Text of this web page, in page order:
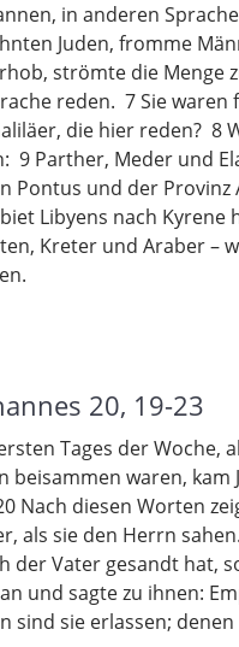
in anderen
Juden, fromme
strömte die
reden. 7 Sie
die hier reden? 8
9 Parther, Meder und
Pontus und der
Libyens nach
Kreter und Araber –
20, 19-23
Tages der Woche,
beisammen waren,
Nach diesen Worten
als sie den Herrn
der Vater gesandt hat,
und sagte zu ihnen:
sind sie erlassen;